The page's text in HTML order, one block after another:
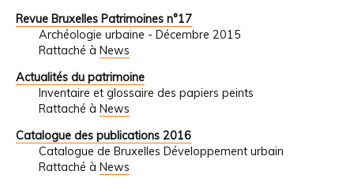
Revue Bruxelles Patrimoines n°17
Archéologie urbaine - Décembre 2015
Rattaché à News
Actualités du patrimoine
Inventaire et glossaire des papiers peints
Rattaché à News
Catalogue des publications 2016
Catalogue de Bruxelles Développement urbain
Rattaché à News